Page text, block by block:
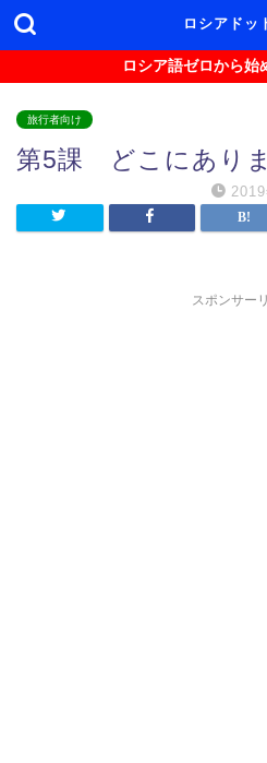
ロシアドッ
ロシア語ゼロから始
旅行者向け
第5課 どこにあり
スポンサー